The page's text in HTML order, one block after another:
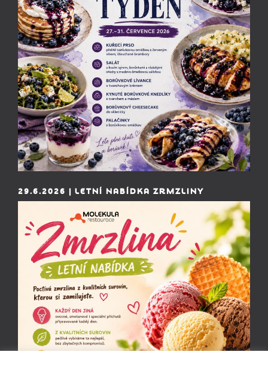
29.6.2026 | LETNÍ NABÍDKA ZRMZLINY